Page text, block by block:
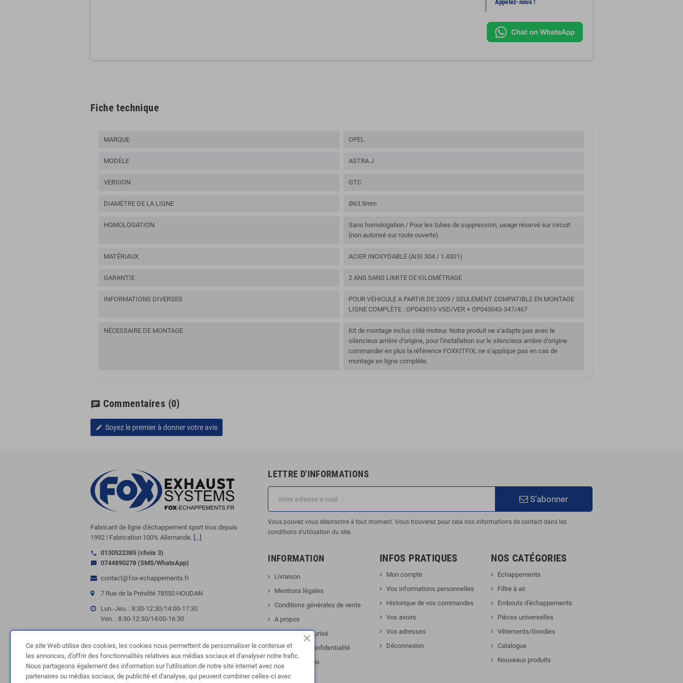
Appelez-nous !
Fiche technique
MARQUE OPEL
MODÈLE ASTRA J
VERSION GTC
DIAMÈTRE DE LA LIGNE Ø63.5mm
HOMOLOGATION
Sans homologation / Pour les tubes de suppression, usage réservé sur circuit
(non autorisé sur route ouverte)
MATÉRIAUX ACIER INOXYDABLE (AISI 304 / 1.4301)
GARANTIE 2 ANS SANS LIMITE DE KILOMÉTRAGE
INFORMATIONS DIVERSES
POUR VÉHICULE A PARTIR DE 2009 / SEULEMENT COMPATIBLE EN MONTAGE
LIGNE COMPLÈTE : OP043010-VSD/VER + OP043043-347/467
NÉCESSAIRE DE MONTAGE
Kit de montage inclus côté moteur. Notre produit ne s'adapte pas avec le
silencieux arrière d'origine, pour l'installation sur le silencieux arrière d'origine
commander en plus la référence FOXKITFIX, ne s'applique pas en cas de
montage en ligne complète.
chat Commentaires (0)
edit Soyez le premier à donner votre avis
Fabricant de ligne d'échappement sport inox depuis
1992 ! Fabrication 100% Allemande. [...]
call 0130522385 (choix 3)
sms
0744890278 (SMS/WhatsApp)
contact@fox-echappements.fr
7 Rue de la Prévôté 78550 HOUDAN
Lun.-Jeu. : 8:30-12:30/14:00-17:30
Ven. : 8:30-12:30/14:00-16:30
NOUS SUIVRE
Facebook Twitter YouTube Instagram TikTok
LETTRE D'INFORMATIONS
S’abonner
Vous pouvez vous désinscrire à tout moment. Vous trouverez pour cela nos informations de contact dans les
conditions d'utilisation du site.
INFORMATION
Livraison
Mentions légales
Conditions générales de vente
A propos
Paiement sécurisé
Politique de confidentialité
Contactez-nous
INFOS PRATIQUES
Mon compte
Vos informations personnelles
Historique de vos commandes
Vos avoirs
Vos adresses
Déconnexion
NOS CATÉGORIES
Échappements
Filtre à air
Embouts d'échappements
Pièces universelles
Vêtements/Goodies
Catalogue
Nouveaux produits
Ce site Web utilise des cookies, les cookies nous permettent de personnaliser le contenue et
les annonces, d’offrir des fonctionnalités relatives aux médias sociaux et d'analyser notre trafic.
Nous partageons également des information sur l'utilisation de notre site internet avec nos
partenaires ou médias sociaux, de publicité et d'analyse, qui peuvent combiner celles-ci avec